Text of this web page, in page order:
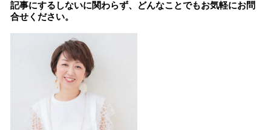
記事にするしないに関わらず、どんなことでもお気軽にお問
合せください。